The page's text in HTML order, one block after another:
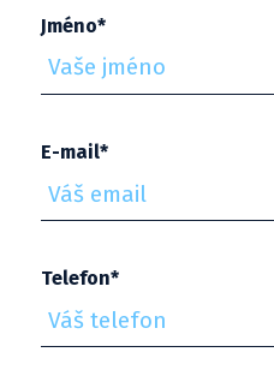
Jméno*
E-mail*
Telefon*